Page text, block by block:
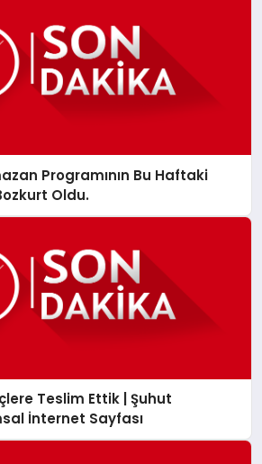
Programının Bu Haftaki
Oldu.
Teslim Ettik | Şuhut
İnternet Sayfası